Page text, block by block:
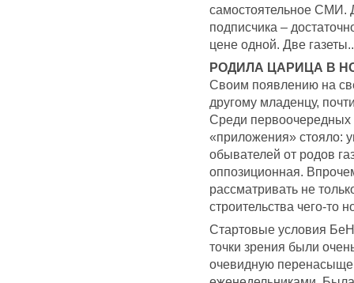
самостоятельное СМИ.
подписчика –
цене одной. Две
РОДИЛА ЦАРИЦА В
Своим появлению на
другому младенцу,
Среди первоочередных
«приложения» стояло:
обывателей от родов
оппозиционная.
рассматривать не
строительства чего-то
Стартовые условия
точки зрения были
очевидную